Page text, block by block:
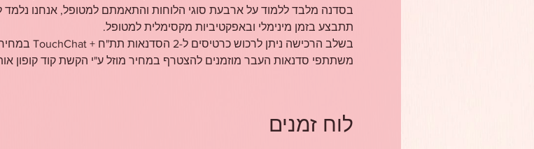
בסדנה מלבד ללמוד על ארבעת סוגי הלוחות והתאמתם למטופל, אנחנו נלמד
תתבצע בזמן מינימלי ובאפקטיביות מקסימלית למטופל.
בשלב הרכישה ניתן לרכוש כרטיסים ל-2 הסדנאות תת"ח + TouchChat במחיר מוזל.
משתתפי סדנאות העבר מוזמנים להצטרף במחיר מוזל ע"י הקשת קוד קופון
לוח זמנים